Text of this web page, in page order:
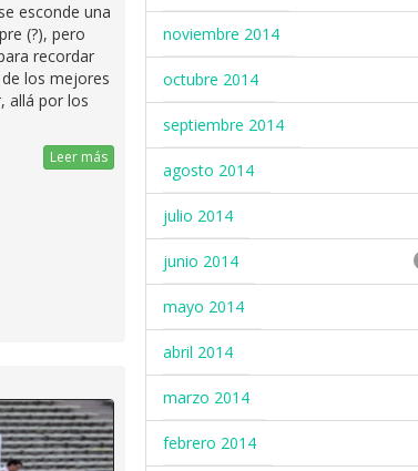
esconde una
(?), pero
recordar
los mejores
allá por los
Leer más
noviembre 2014
octubre 2014
septiembre 2014
agosto 2014
julio 2014
junio 2014
mayo 2014
abril 2014
marzo 2014
febrero 2014